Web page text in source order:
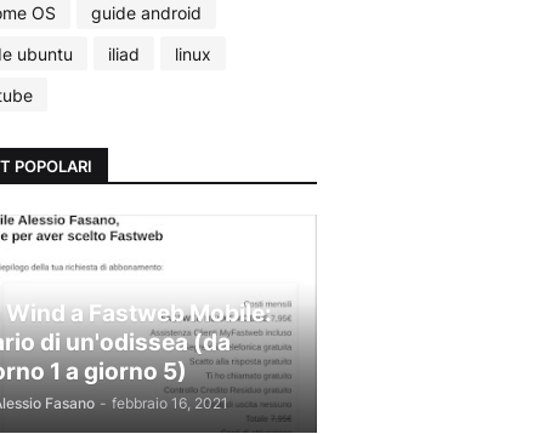
OS
guide android
ubuntu
iliad
linux
POPOLARI
Wind a Fastweb Mobile:
di un'odissea (da
1 a giorno 5)
Fasano - febbraio 16, 2021